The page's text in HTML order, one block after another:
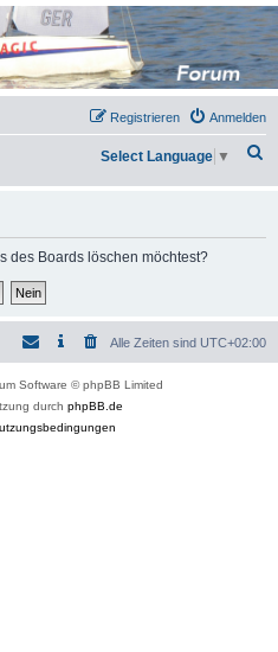
Anmelden
Registrieren
h
Select Language ▼
des Boards löschen möchtest?
Alle Zeiten sind UTC+02:00
Software © phpBB Limited
durch phpBB.de